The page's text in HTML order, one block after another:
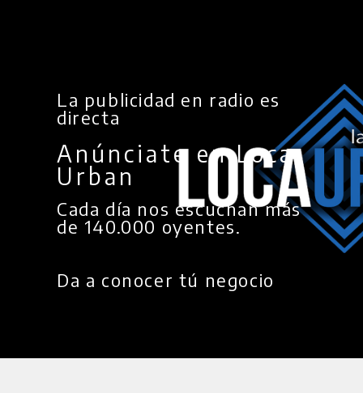
La publicidad en radio es
directa
Anúnciate en Loca
Urban
Cada día nos escuchan más
de 140.000 oyentes.
Da a conocer tú negocio